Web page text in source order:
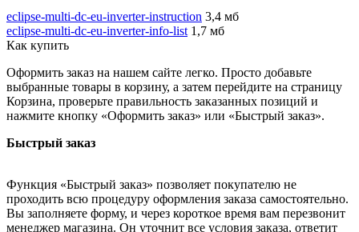
eclipse-multi-dc-eu-inverter-instruction 3,4 мб
eclipse-multi-dc-eu-inverter-info-list 1,7 мб
Как купить
Оформить заказ на нашем сайте легко. Просто добавьте
выбранные товары в корзину, а затем перейдите на страницу
Корзина, проверьте правильность заказанных позиций и
нажмите кнопку «Оформить заказ» или «Быстрый заказ».
Быстрый заказ
Функция «Быстрый заказ» позволяет покупателю не
проходить всю процедуру оформления заказа самостоятельно.
Вы заполняете форму, и через короткое время вам перезвонит
менеджер магазина. Он уточнит все условия заказа, ответит